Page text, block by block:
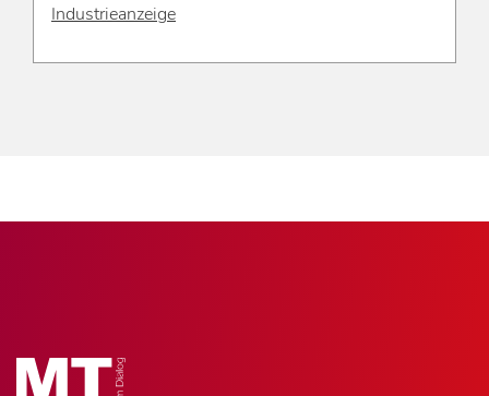
Industrieanzeige